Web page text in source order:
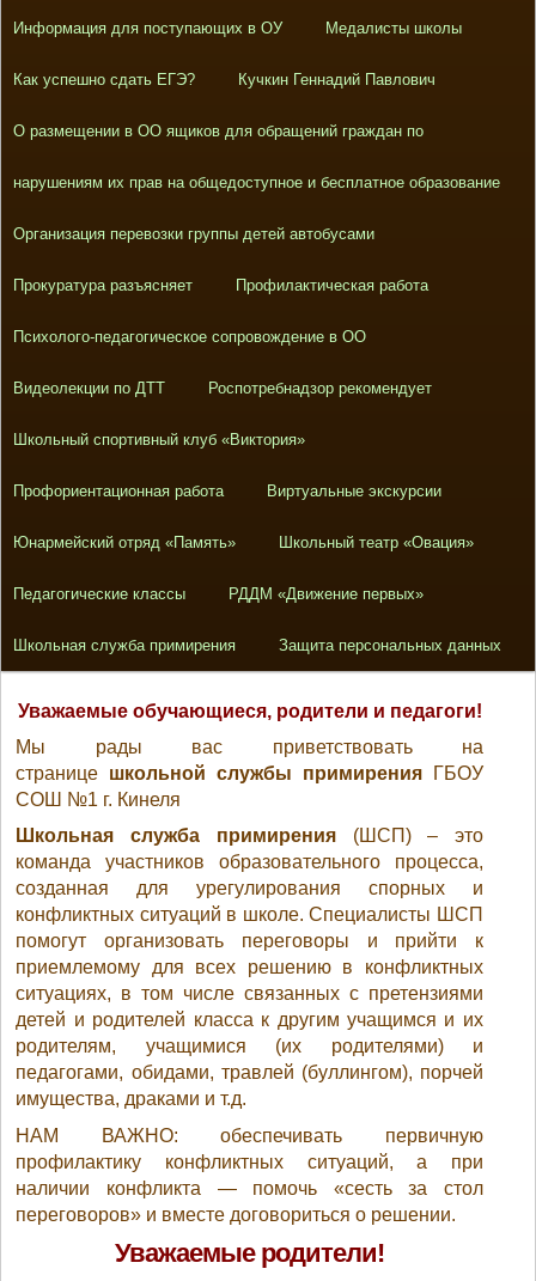
Информация для поступающих в ОУ Медалисты школы
Как успешно сдать ЕГЭ? Кучкин Геннадий Павлович
О размещении в ОО ящиков для обращений граждан по
нарушениям их прав на общедоступное и бесплатное образование
Организация перевозки группы детей автобусами
Прокуратура разъясняет Профилактическая работа
Психолого-педагогическое сопровождение в ОО
Видеолекции по ДТТ Роспотребнадзор рекомендует
Школьный спортивный клуб «Виктория»
Профориентационная работа Виртуальные экскурсии
Юнармейский отряд «Память» Школьный театр «Овация»
Педагогические классы РДДМ «Движение первых»
Школьная служба примирения Защита персональных данных
Уважаемые обучающиеся, родители и педагоги!
Мы рады вас приветствовать на
странице школьной службы примирения ГБОУ
СОШ №1 г. Кинеля
Школьная служба примирения(ШСП) – это
команда участников образовательного процесса,
созданная для урегулирования спорных и
конфликтных ситуаций в школе. Специалисты ШСП
помогут организовать переговоры и прийти к
приемлемому для всех решению в конфликтных
ситуациях, в том числе связанных с претензиями
детей и родителей класса к другим учащимся и их
родителям, учащимися (их родителями) и
педагогами, обидами, травлей (буллингом), порчей
имущества, драками и т.д.
НАМ ВАЖНО: обеспечивать первичную
профилактику конфликтных ситуаций, а при
наличии конфликта — помочь «сесть за стол
переговоров» и вместе договориться о решении.
Уважаемые родители!